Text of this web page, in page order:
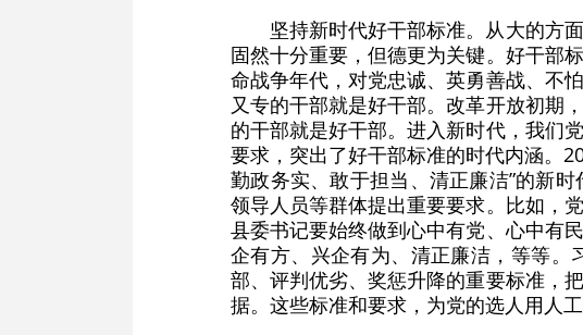
坚持新时代好干部标准。从大的方
固然十分重要，但德更为关键。好干部
命战争年代，对党忠诚、英勇善战、不
又专的干部就是好干部。改革开放初期
的干部就是好干部。进入新时代，我们
要求，突出了好干部标准的时代内涵。
勤政务实、敢于担当、清正廉洁”的新
领导人员等群体提出重要要求。比如，
县委书记要始终做到心中有党、心中有
企有方、兴企有为、清正廉洁，等等
部、评判优劣、奖惩升降的重要标准，
据。这些标准和要求，为党的选人用人工